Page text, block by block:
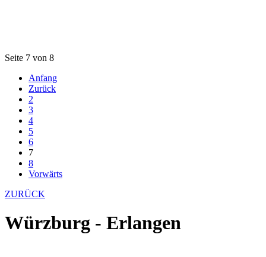
Seite 7 von 8
Anfang
Zurück
2
3
4
5
6
7
8
Vorwärts
ZURÜCK
Würzburg - Erlangen